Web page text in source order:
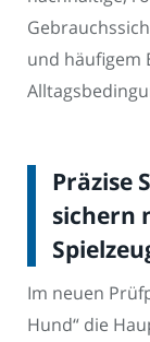
und häufigem
Präzise
sichern
Im neuen
Hund“ die